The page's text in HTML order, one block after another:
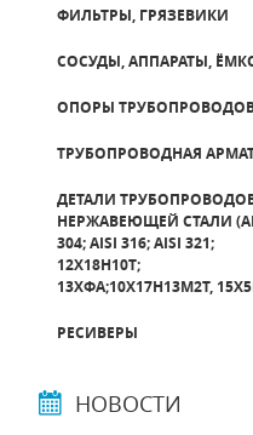
ФИЛЬТРЫ, ГРЯЗЕВИКИ
СОСУДЫ, АППАРАТЫ,
ОПОРЫ
ТРУБОПРОВОДНАЯ
ДЕТАЛИ
НЕРЖАВЕЮЩЕЙ СТАЛИ
304; AISI 316; AISI 321;
12Х18Н10Т;
13ХФА;10Х17Н13М2Т,
РЕСИВЕРЫ
НОВОСТИ